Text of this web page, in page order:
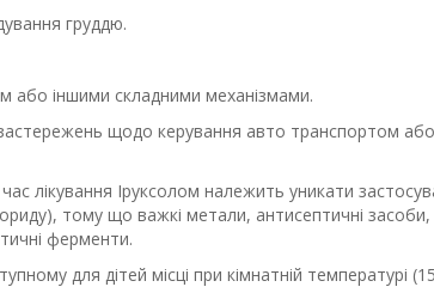
груддю.
або іншими складними механізмами.
щодо керування авто транспортом
час лікування Iруксолом належить уникати
тому що важкі метали, антисептичні
ферменти.
для дітей місці при кімнатній температурі